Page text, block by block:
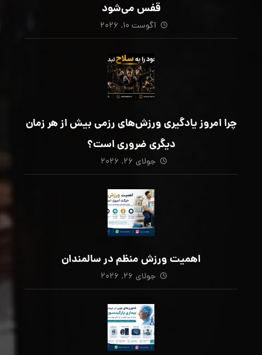
قفس می‌شود
آگوست ۱۰, ۲۰۲۶
چرا امروز یادگیری ورزش‌های رزمی بیش از هر زمان
دیگری ضروری است؟
جولای ۲۶, ۲۰۲۶
اهمیت ورزش منظم در سالمندان
جولای ۲۶, ۲۰۲۶